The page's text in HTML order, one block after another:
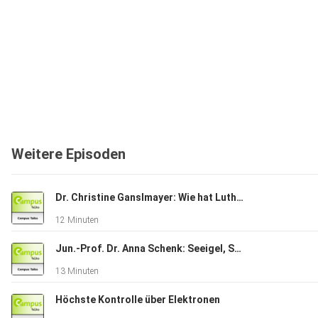
Weitere Episoden
Dr. Christine Ganslmayer: Wie hat Luther die Bibel übersetzt?
12 Minuten
Jun.-Prof. Dr. Anna Schenk: Seeigel, Schnecke & Co. Vom Rezeptbuch der Natur zu neuen Energiematerialien
13 Minuten
Höchste Kontrolle über Elektronen